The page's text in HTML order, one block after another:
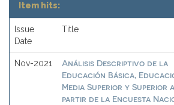
Item hits:
Issue
Date
Title
Nov-2021
Análisis Descriptivo de la
Educación Básica,
Media Superior y Superior a
partir de la Encuesta